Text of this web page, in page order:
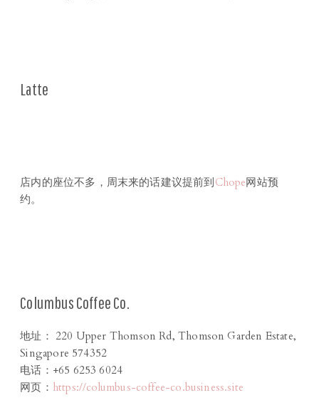
Latte
店内的座位不多，周末来的话建议提前到Chope网站预
约。
Columbus Coffee Co.
地址： 220 Upper Thomson Rd, Thomson Garden Estate,
Singapore 574352
电话：+65 6253 6024
网页： https://columbus-coffee-co.business.site